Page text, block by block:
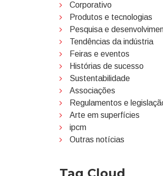
Corporativo
Produtos e tecnologias
Pesquisa e
Tendências da indústria
Feiras e eventos
Histórias de sucesso
Sustentabilidade
Associações
Regulamentos e
Arte em superfícies
ipcm
Outras notícias